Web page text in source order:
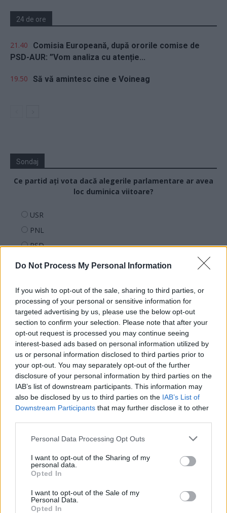
Do Not Process My Personal Information
If you wish to opt-out of the sale, sharing to third parties, or
processing of your personal or sensitive information for
targeted advertising by us, please use the below opt-out
section to confirm your selection. Please note that after your
opt-out request is processed you may continue seeing
interest-based ads based on personal information utilized by
us or personal information disclosed to third parties prior to
your opt-out. You may separately opt-out of the further
disclosure of your personal information by third parties on the
IAB’s list of downstream participants. This information may
also be disclosed by us to third parties on the IAB’s List of
Downstream Participants that may further disclose it to other
Personal Data Processing Opt Outs
I want to opt-out of the Sharing of my
personal data.
Opted In
I want to opt-out of the Sale of my
Personal Data.
Opted In
24 de ore
21.40
Comisia Europeană, după ororile comise de
PSD-AUR: ”Vom analiza cu atenție...
19.50 Să vă amintesc cine e Voineag
Sondaj
Ce partid ați vota dacă alegerile parlamentare ar avea
loc duminica viitoare?
USR
PNL
PSD
AUR
PMP (Tomac)
Forța Dreptei (L. Orban)
PNȚMM
REPER
SENS
SOS (Șoșoacă)
POT (Gavrilă)
PACE (Peia)
Acțiunea Conservatoare (Târziu)
PUSL (D. Voiculescu)
PNȚCD (Pavelescu)
PNCR (Terheș)
Partidul Patrioților (Surugiu)
FAR (Coarnă)